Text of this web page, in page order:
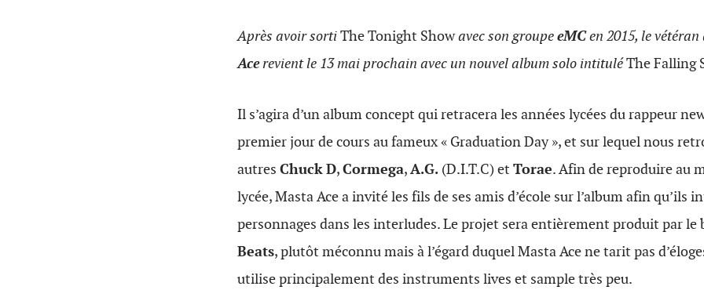
Après avoir sortiThe Tonight Showavec son groupeeMCen 2015, le
Acerevient le 13 mai prochain avec un nouvel album solo intituléThe Falling
Il s’agira d’un album concept qui retracera les années lycées du rappeur
premier jour de cours au fameux « Graduation Day », et sur lequel nous
autres Chuck D,Cormega,A.G. (D.I.T.C) et Torae. Afin de reproduire au
lycée, Masta Ace a invité les fils de ses amis d’école sur l’album afin qu’ils
personnages dans les interludes. Le projet sera entièrement produit par le
Beats, plutôt méconnu mais à l’égard duquel Masta Ace ne tarit pas
utilise principalement des instruments lives et sample très peu.